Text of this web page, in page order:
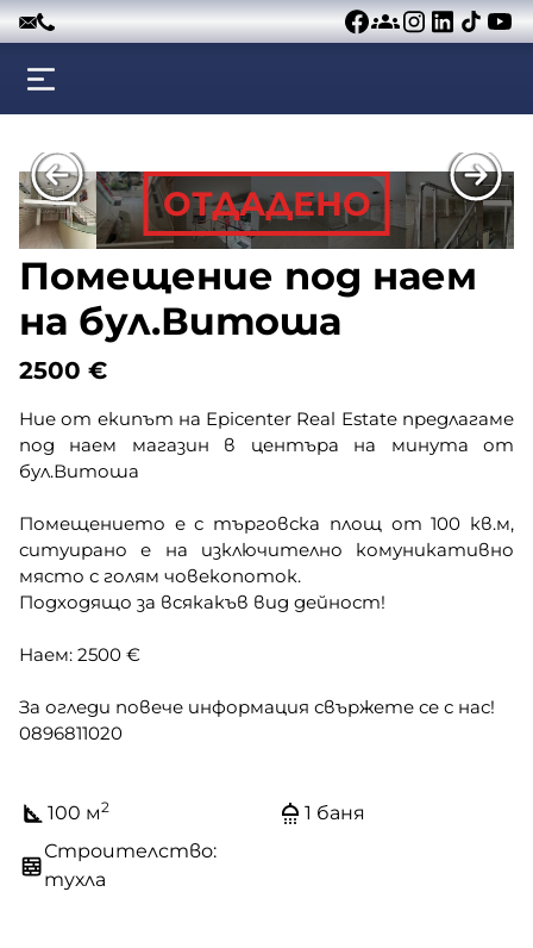
Към съдържанието
ОТДАДЕНО
Помещение под наем
на бул.Витоша
2500 €
Ние от екипът на Epicenter Real Estate предлагаме
под наем магазин в центъра на минута от
бул.Витоша
Помещението е с търговска площ от 100 кв.м,
ситуирано е на изключително комуникативно
място с голям човекопоток.
Подходящо за всякакъв вид дейност!
Наем: 2500 €
За огледи повече информация свържете се с нас!
0896811020
100 м2
1 баня
Строителство:
тухла